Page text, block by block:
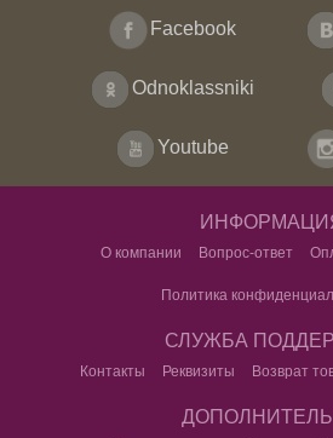
Facebook
Odnoklassniki
Youtube
О компании Вопрос-ответ
Политика
СЛУЖБА
Контакты Реквизиты Возврат